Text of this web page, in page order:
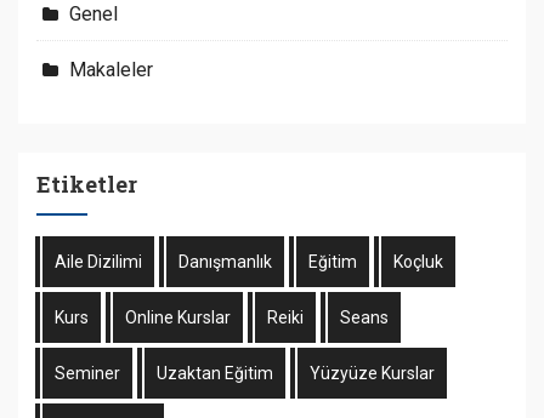
Genel
Makaleler
Etiketler
Aile Dizilimi Danışmanlık Eğitim Koçluk
Kurs Online Kurslar Reiki Seans
Seminer Uzaktan Eğitim Yüzyüze Kurslar